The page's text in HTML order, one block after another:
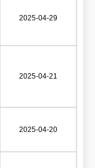
2025-04-29
2025-04-21
2025-04-20